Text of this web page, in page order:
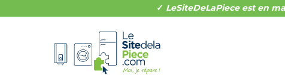
✓ LeSiteDeLaPiece est en